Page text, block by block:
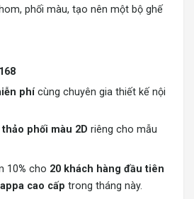
phối màu, tạo nên một bộ ghế
phícùng chuyên gia thiết kế nội
phối màu 2D riêng cho mẫu
10% cho 20 khách hàng đầu tiên
cao cấp trong tháng này.